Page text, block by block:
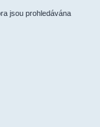
jsou prohledávána